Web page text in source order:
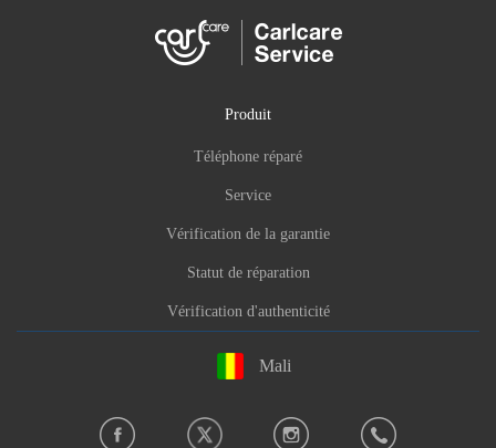
Produit
Téléphone réparé
Service
Vérification de la garantie
Statut de réparation
Vérification d'authenticité
Mali